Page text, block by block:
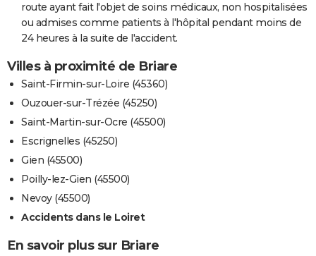
route ayant fait l'objet de soins médicaux, non hospitalisées
ou admises comme patients à l'hôpital pendant moins de
24 heures à la suite de l'accident.
Villes à proximité de Briare
Saint-Firmin-sur-Loire (45360)
Ouzouer-sur-Trézée (45250)
Saint-Martin-sur-Ocre (45500)
Escrignelles (45250)
Gien (45500)
Poilly-lez-Gien (45500)
Nevoy (45500)
Accidents dans le Loiret
En savoir plus sur Briare